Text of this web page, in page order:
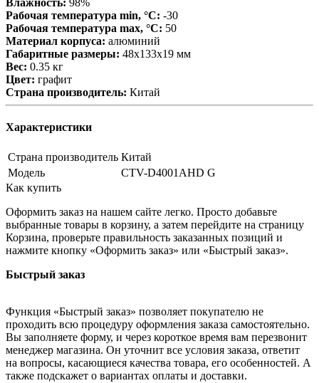
Рабочая температура min, °С: -30
Рабочая температура max, °С: 50
Материал корпуса: алюминий
Габаритные размеры: 48х133х19 мм
Вес: 0.35 кг
Цвет: графит
Страна производитель: Китай
Характеристики
Страна производитель Китай
Модель
CTV-D4001AHD G
Как купить
Оформить заказ на нашем сайте легко. Просто добавьте
выбранные товары в корзину, а затем перейдите на страницу
Корзина, проверьте правильность заказанных позиций и
нажмите кнопку «Оформить заказ» или «Быстрый заказ».
Быстрый заказ
Функция «Быстрый заказ» позволяет покупателю не
проходить всю процедуру оформления заказа самостоятельно.
Вы заполняете форму, и через короткое время вам перезвонит
менеджер магазина. Он уточнит все условия заказа, ответит
на вопросы, касающиеся качества товара, его особенностей. А
также подскажет о вариантах оплаты и доставки.